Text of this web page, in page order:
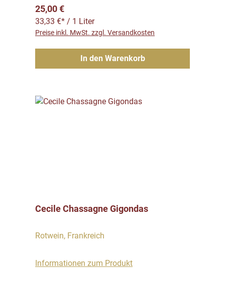
Regulärer Preis:
25,00 €
33,33 €* / 1 Liter
Preise inkl. MwSt. zzgl. Versandkosten
In den Warenkorb
Cecile Chassagne Gigondas
Rotwein, Frankreich
Informationen zum Produkt